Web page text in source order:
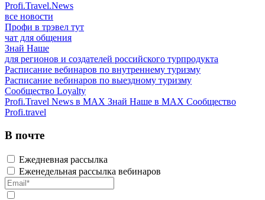
Profi.Travel.News
все новости
Профи в трэвел тут
чат для общения
Знай Наше
для регионов и создателей российского турпродукта
Расписание вебинаров по внутреннему туризму
Расписание вебинаров по выездному туризму
Сообщество Loyalty
Profi.Travel News в MAX Знай Наше в MAX Сообщество
Profi.travel
В почте
Ежедневная рассылка
Еженедельная рассылка вебинаров